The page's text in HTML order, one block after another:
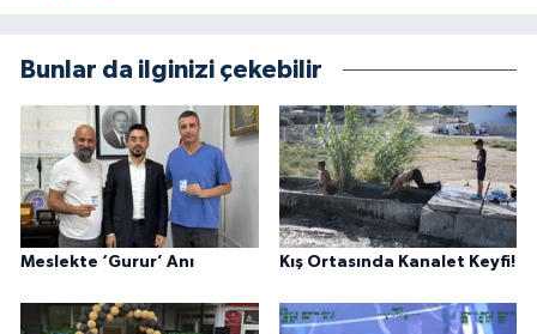
Bunlar da ilginizi çekebilir
Meslekte ‘Gurur’ Anı Kış Ortasında Kanalet Keyfi!